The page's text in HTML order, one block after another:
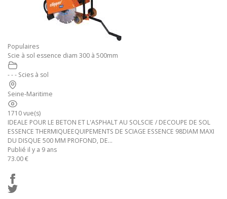
Populaires
Scie à sol essence diam 300 à 500mm
- - - Scies à sol
Seine-Maritime
1710 vue(s)
IDEALE POUR LE BETON ET L'ASPHALT AU SOLSCIE / DECOUPE DE SOL
ESSENCE THERMIQUEEQUIPEMENTS DE SCIAGE ESSENCE 98DIAM MAXI
DU DISQUE 500 MM PROFOND, DE...
Publié il y a 9 ans
73.00 €